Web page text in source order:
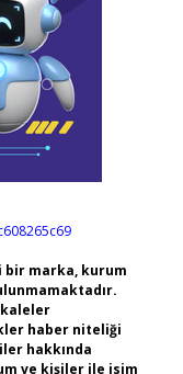
marka, kurum
haber niteliği
hakkında
ve kişiler ile isim